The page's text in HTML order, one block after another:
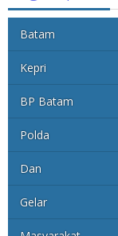
Batam
Kepri
BP Batam
Polda
Dan
Gelar